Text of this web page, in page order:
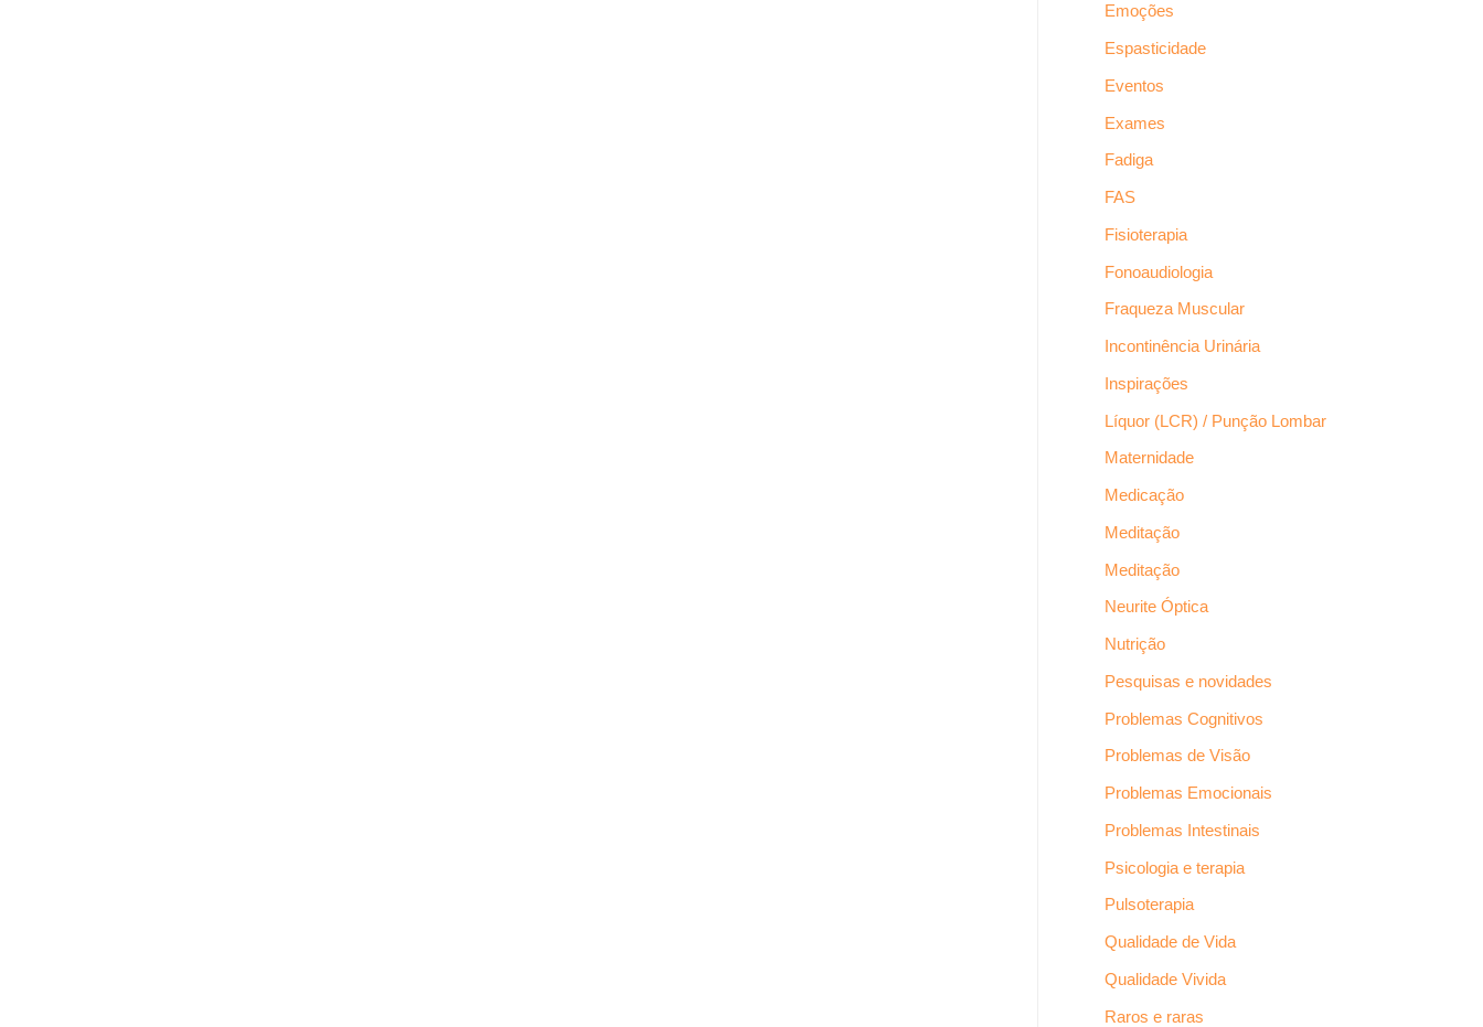
Emoções
Espasticidade
Eventos
Exames
Fadiga
FAS
Fisioterapia
Fonoaudiologia
Fraqueza Muscular
Incontinência Urinária
Inspirações
Líquor (LCR) / Punção Lombar
Maternidade
Medicação
Meditação
Meditação
Neurite Óptica
Nutrição
Pesquisas e novidades
Problemas Cognitivos
Problemas de Visão
Problemas Emocionais
Problemas Intestinais
Psicologia e terapia
Pulsoterapia
Qualidade de Vida
Qualidade Vivida
Raros e raras